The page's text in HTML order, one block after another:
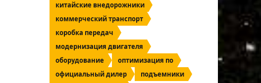
китайские внедорожники
коммерческий транспорт
коробка передач
модернизация двигателя
оборудование
оптимизация по
официальный дилер
подъемники